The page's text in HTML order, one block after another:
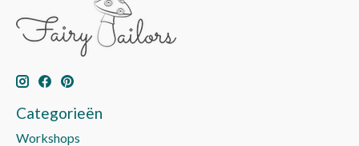
Categorieën
Workshops